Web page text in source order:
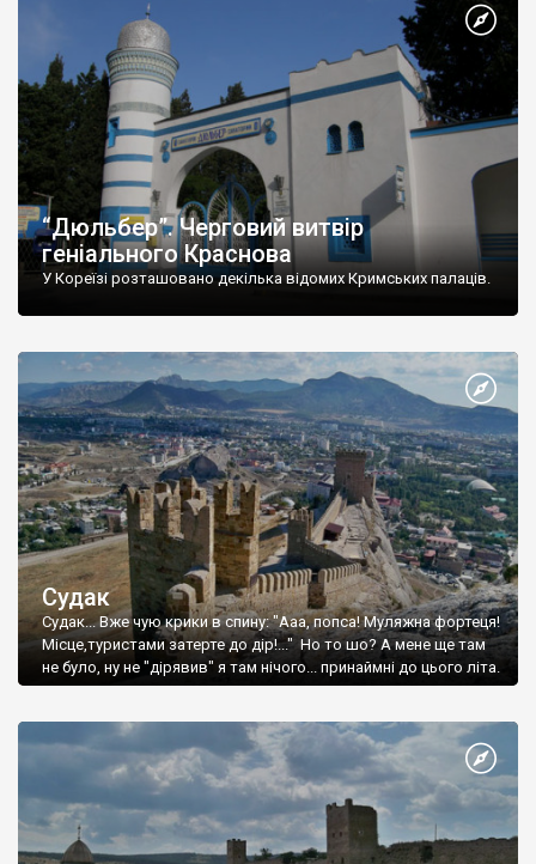
“Дюльбер”. Черговий витвір
геніального Краснова
У Кореїзі розташовано декілька відомих Кримських палаців.
Судак
Судак... Вже чую крики в спину: "Ааа, попса! Муляжна фортеця!
Місце,туристами затерте до дір!..." Но то шо? А мене ще там
не було, ну не "дірявив" я там нічого... принаймні до цього літа.